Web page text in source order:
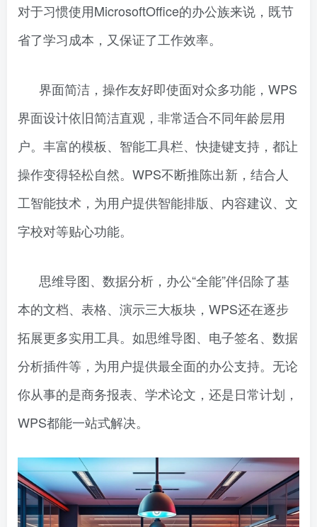
对于习惯使用MicrosoftOffice的办公族来说，既节
省了学习成本，又保证了工作效率。
界面简洁，操作友好即使面对众多功能，WPS
界面设计依旧简洁直观，非常适合不同年龄层用
户。丰富的模板、智能工具栏、快捷键支持，都让
操作变得轻松自然。WPS不断推陈出新，结合人
工智能技术，为用户提供智能排版、内容建议、文
字校对等贴心功能。
思维导图、数据分析，办公“全能”伴侣除了基
本的文档、表格、演示三大板块，WPS还在逐步
拓展更多实用工具。如思维导图、电子签名、数据
分析插件等，为用户提供最全面的办公支持。无论
你从事的是商务报表、学术论文，还是日常计划，
WPS都能一站式解决。